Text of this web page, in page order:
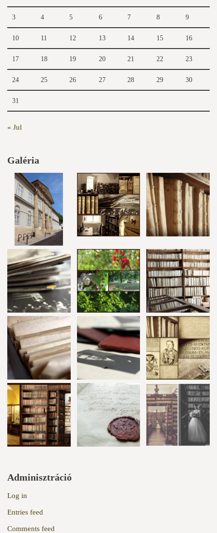
3 4 5 6 7 8 9
10 11 12 13 14 15 16
17 18 19 20 21 22 23
24 25 26 27 28 29 30
31
« Jul
Galéria
Adminisztráció
Log in
Entries feed
Comments feed